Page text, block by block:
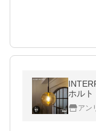
ホルト
7 ペン
D対応
アン